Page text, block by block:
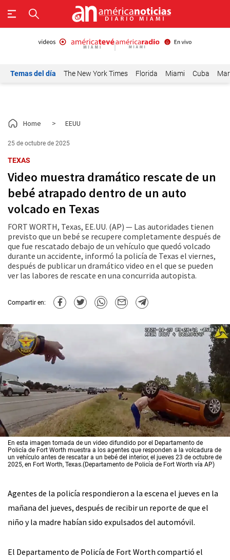
Temas del día The New York Times Florida Miami Cuba
Home > EEUU
25 de octubre de 2025
TEXAS
Video muestra dramático rescate de un
bebé atrapado dentro de un auto
volcado en Texas
FORT WORTH, Texas, EE.UU. (AP) — Las autoridades tienen
previsto que un bebé se recupere completamente después de
que fue rescatado debajo de un vehículo que quedó volcado
durante un accidente, informó la policía de Texas el viernes,
después de publicar un dramático video en el que se pueden
ver las labores de rescate en una concurrida autopista.
Compartir en:
En esta imagen tomada de un video difundido por el Departamento de
Policía de Fort Worth muestra a los agentes que responden a la volcadura de
un vehículo antes de rescatar a un bebé del interior, el jueves 23 de octubre de
2025, en Fort Worth, Texas.(Departamento de Policía de Fort Worth vía AP)
Agentes de la policía respondieron a la escena el jueves en la
mañana del jueves, después de recibir un reporte de que el
niño y la madre habían sido expulsados del automóvil.
El Departamento de Policía de Fort Worth compartió el